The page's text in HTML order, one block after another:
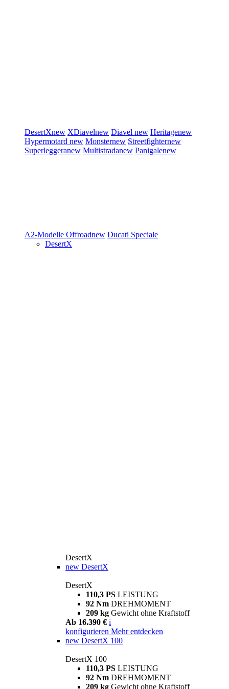
DesertXnew XDiavelnew Diavel new Heritagenew
Hypermotard new Monsternew Streetfighternew
Superleggeranew Multistradanew Panigalenew
A2-Modelle Offroadnew Ducati Speciale
DesertX
DesertX
new DesertX
DesertX
110,3 PS LEISTUNG
92 Nm DREHMOMENT
209 kg Gewicht ohne Kraftstoff
Ab 16.390 € i
konfigurieren Mehr entdecken
new DesertX 100
DesertX 100
110,3 PS LEISTUNG
92 Nm DREHMOMENT
209 kg Gewicht ohne Kraftstoff